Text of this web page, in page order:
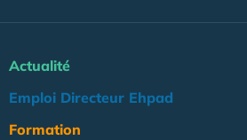
Actualité
Emploi Directeur Ehpad
Formation